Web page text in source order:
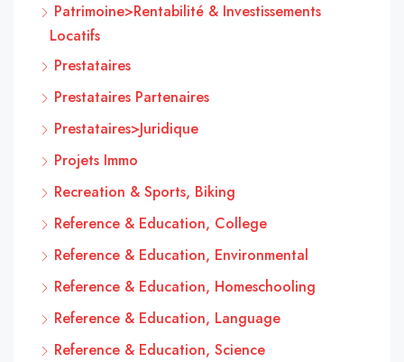
Patrimoine>Rentabilité & Investissements
Locatifs
Prestataires
Prestataires Partenaires
Prestataires>Juridique
Projets Immo
Recreation & Sports, Biking
Reference & Education, College
Reference & Education, Environmental
Reference & Education, Homeschooling
Reference & Education, Language
Reference & Education, Science